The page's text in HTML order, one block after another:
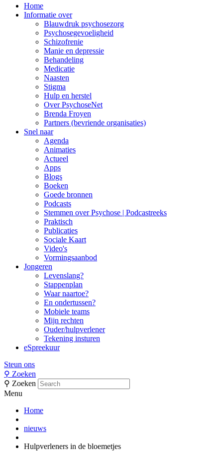
Main
Navigation
Home
Informatie over
Blauwdruk psychosezorg
Psychosegevoeligheid
Schizofrenie
Manie en depressie
Behandeling
Medicatie
Naasten
Stigma
Hulp en herstel
Over PsychoseNet
Brenda Froyen
Partners (bevriende organisaties)
Snel naar
Agenda
Animaties
Actueel
Apps
Blogs
Boeken
Goede bronnen
Podcasts
Stemmen over Psychose | Podcastreeks
Praktisch
Publicaties
Sociale Kaart
Video's
Vormingsaanbod
Jongeren
Levenslang?
Stappenplan
Waar naartoe?
En ondertussen?
Mobiele teams
Mijn rechten
Ouder/hulpverlener
Tekening insturen
eSpreekuur
Steun ons
⚲ Zoeken
⚲ Zoeken
Menu
Home
nieuws
Hulpverleners in de bloemetjes